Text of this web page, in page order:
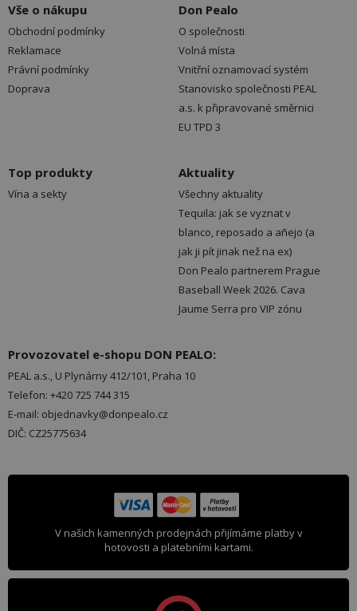
Vše o nákupu
Obchodní podmínky
Reklamace
Právní podmínky
Doprava
Don Pealo
O společnosti
Volná místa
Vnitřní oznamovací systém
Stanovisko společnosti PEAL
a.s. k připravované směrnici
EU TPD 3
Top produkty
Vína a sekty
Aktuality
Všechny aktuality
Tequila: jak se vyznat v
blanco, reposado a añejo (a
jak ji pít jinak než na ex)
Don Pealo partnerem Prague
Baseball Week 2026. Cava
Jaume Serra pro VIP zónu
Provozovatel e-shopu DON PEALO:
PEAL a.s., U Plynárny 412/101, Praha 10
Telefon: +420 725 744 315
E-mail: objednavky@donpealo.cz
DIČ: CZ25775634
V našich kamenných prodejnách přijímáme platby v
hotovosti a platebními kartami.